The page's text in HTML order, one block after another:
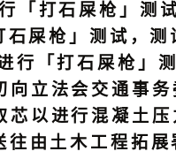
打石屎枪」测
屎枪」测试，测
行「打石屎枪」
立法会交通事
以进行混凝土
由土木工程拓